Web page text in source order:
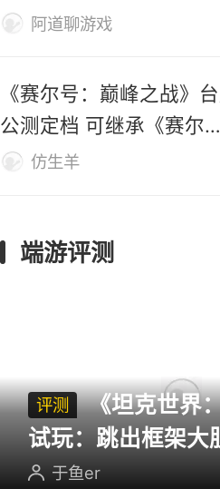
杀第一桌？
阿道聊游戏
《赛尔号：巅峰之战》
公测定档 可继承《赛尔
号》数据
仿生羊
端游评测
评测
《坦克世界：征程》CJ
试玩：跳出框架大
英雄射击重塑坦克
于鱼er